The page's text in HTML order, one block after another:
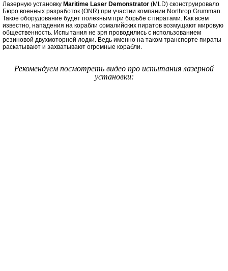
Лазерную установку Maritime Laser Demonstrator (MLD) сконструировало
Бюро военных разработок (ONR) при участии компании Northrop Grumman.
Такое оборудование будет полезным при борьбе с пиратами. Как всем
известно, нападения на корабли сомалийских пиратов возмущают мировую
общественность. Испытания не зря проводились с использованием
резиновой двухмоторной лодки. Ведь именно на таком транспорте пираты
раскатывают и захватывают огромные корабли.
Рекомендуем посмотреть видео про испытания лазерной
установки: